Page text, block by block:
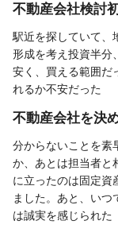
不動産会社検討
駅近を探していて、
形成を考え投資半分
安く、買える範囲だ
れるか不安だった
不動産会社を決
分からないことを素
か、あとは担当者と
に立ったのは固定資
ました。あと、いつ
は誠実を感じられた